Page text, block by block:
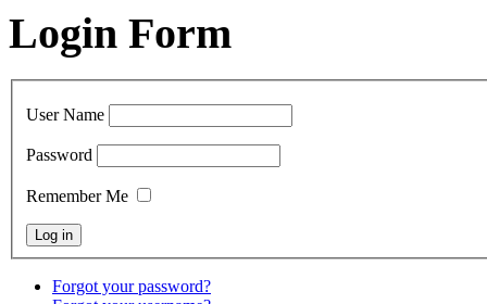
Login Form
User Name
Password
Remember Me
Forgot your password?